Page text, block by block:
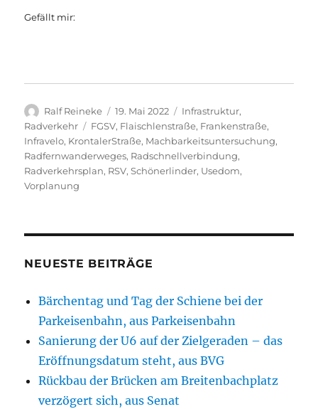
Gefällt mir:
Autor
Ralf Reineke
Veröffentlicht
am
19. Mai 2022 Kategorien
Infrastruktur,
Radverkehr
Schlagwörter
FGSV, Flaischlenstraße, Frankenstraße,
Infravelo, KrontalerStraße, Machbarkeitsuntersuchung,
Radfernwanderweges, Radschnellverbindung,
Radverkehrsplan, RSV,Schönerlinder, Usedom,
Vorplanung
NEUESTE BEITRÄGE
Bärchentag und Tag der Schiene bei der
Parkeisenbahn, aus Parkeisenbahn
Sanierung der U6 auf der Zielgeraden – das
Eröffnungsdatum steht, aus BVG
Rückbau der Brücken am Breitenbachplatz
verzögert sich, aus Senat